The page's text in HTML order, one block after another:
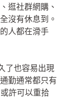
逛社群網購、
沒有休息到。
人都在滑手
了也容易出現
勤通常都只有
許可以重拾